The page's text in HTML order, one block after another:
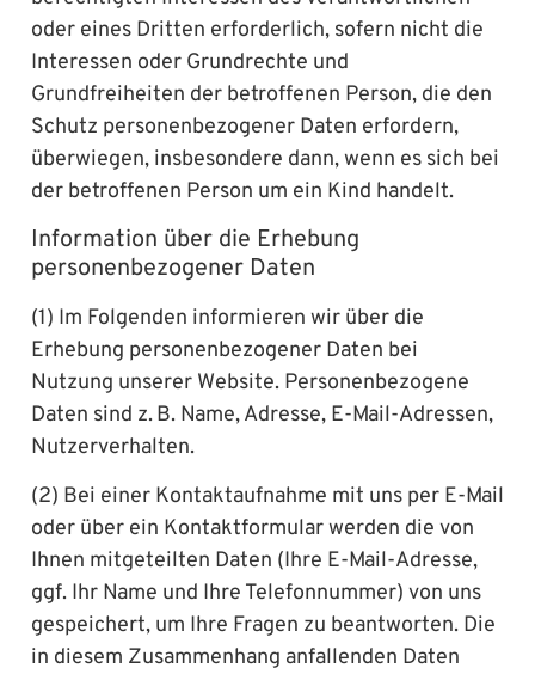
oder eines Dritten erforderlich, sofern nicht die
Interessen oder Grundrechte und
Grundfreiheiten der betroffenen Person, die den
Schutz personenbezogener Daten erfordern,
überwiegen, insbesondere dann, wenn es sich bei
der betroffenen Person um ein Kind handelt.
Information über die Erhebung
personenbezogener Daten
(1) Im Folgenden informieren wir über die
Erhebung personenbezogener Daten bei
Nutzung unserer Website. Personenbezogene
Daten sind z. B. Name, Adresse, E-Mail-Adressen,
Nutzerverhalten.
(2) Bei einer Kontaktaufnahme mit uns per E-Mail
oder über ein Kontaktformular werden die von
Ihnen mitgeteilten Daten (Ihre E-Mail-Adresse,
ggf. Ihr Name und Ihre Telefonnummer) von uns
gespeichert, um Ihre Fragen zu beantworten. Die
in diesem Zusammenhang anfallenden Daten